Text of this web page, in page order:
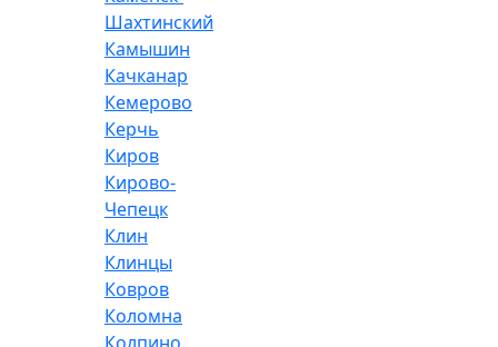
Шахтинский
Камышин
Качканар
Кемерово
Керчь
Киров
Кирово-
Чепецк
Клин
Клинцы
Ковров
Коломна